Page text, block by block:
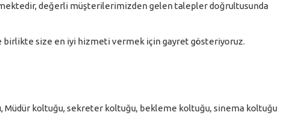
değerli müşterilerimizden gelen talepler doğrultusunda
birlikte size en iyi hizmeti vermek için gayret gösteriyoruz.
Müdür koltuğu, sekreter koltuğu, bekleme koltuğu, sinema koltuğu